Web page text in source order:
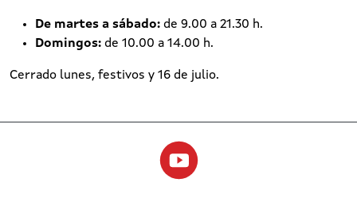
De martes a sábado: de 9.00 a 21.30 h.
Domingos: de 10.00 a 14.00 h.
Cerrado lunes, festivos y 16 de julio.